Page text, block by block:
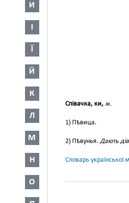
И
І
Ї
Й
К
Л
М
Н
О
Співачка, ки, ж.
1) Пѣвица.
2) Пѣвунья.Дають
Словарь